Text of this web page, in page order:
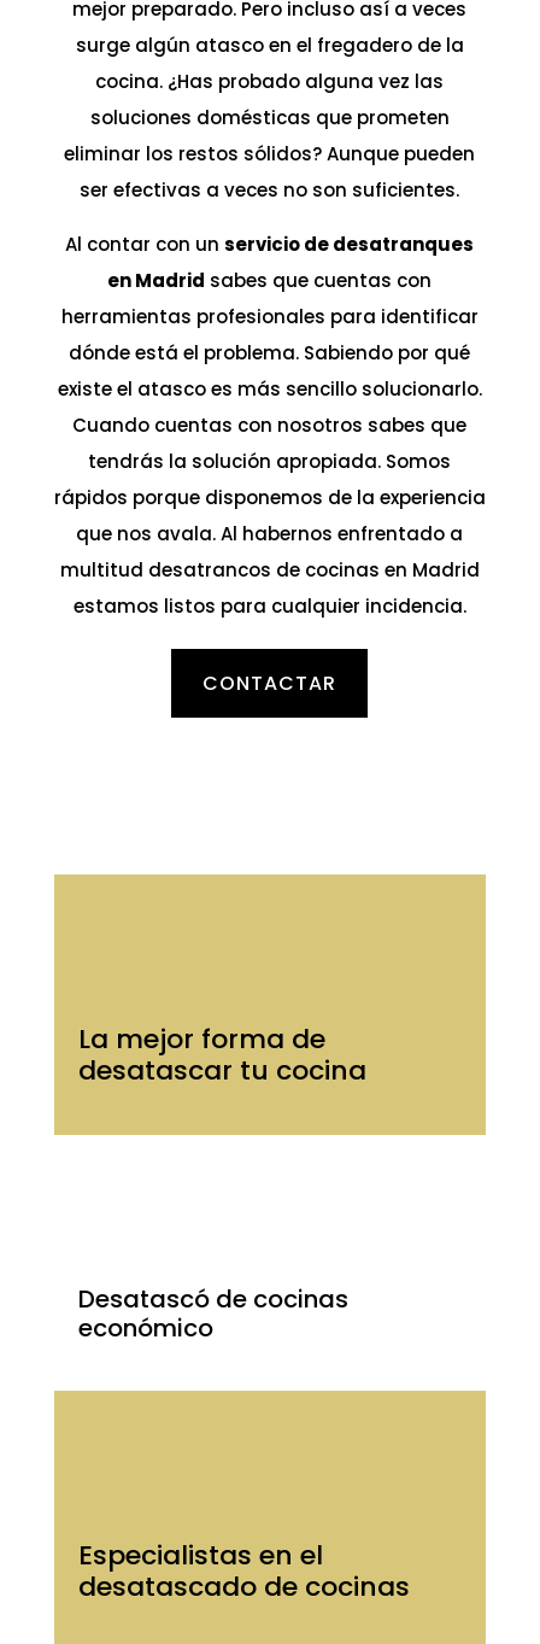
mejor preparado. Pero incluso así a veces
surge algún atasco en el fregadero de la
cocina. ¿Has probado alguna vez las
soluciones domésticas que prometen
eliminar los restos sólidos? Aunque pueden
ser efectivas a veces no son suficientes.
Al contar con unservicio de desatranques
en Madrid sabes que cuentas con
herramientas profesionales para identificar
dónde está el problema. Sabiendo por qué
existe el atasco es más sencillo solucionarlo.
Cuando cuentas con nosotros sabes que
tendrás la solución apropiada. Somos
rápidos porque disponemos de la experiencia
que nos avala. Al habernos enfrentado a
multitud desatrancos de cocinas en Madrid
estamos listos para cualquier incidencia.
CONTACTAR
La mejor forma de
desatascar tu cocina
Desatascó de cocinas
económico
Especialistas en el
desatascado de cocinas